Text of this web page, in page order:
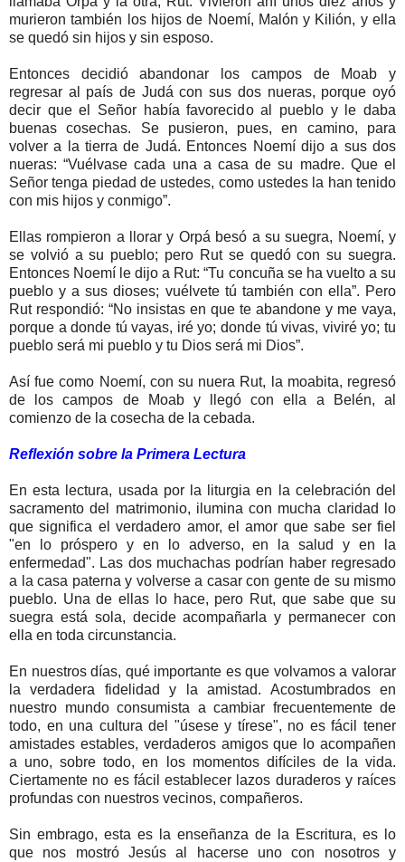
murieron también los hijos de Noemí, Malón y Kilión, y ella
se quedó sin hijos y sin esposo.
Entonces decidió abandonar los campos de Moab y
regresar al país de Judá con sus dos nueras, porque oyó
decir que el Señor había favorecido al pueblo y le daba
buenas cosechas. Se pusieron, pues, en camino, para
volver a la tierra de Judá. Entonces Noemí dijo a sus dos
nueras: “Vuélvase cada una a casa de su madre. Que el
Señor tenga piedad de ustedes, como ustedes la han tenido
con mis hijos y conmigo”.
Ellas rompieron a llorar y Orpá besó a su suegra, Noemí, y
se volvió a su pueblo; pero Rut se quedó con su suegra.
Entonces Noemí le dijo a Rut: “Tu concuña se ha vuelto a su
pueblo y a sus dioses; vuélvete tú también con ella”. Pero
Rut respondió: “No insistas en que te abandone y me vaya,
porque a donde tú vayas, iré yo; donde tú vivas, viviré yo; tu
pueblo será mi pueblo y tu Dios será mi Dios”.
Así fue como Noemí, con su nuera Rut, la moabita, regresó
de los campos de Moab y llegó con ella a Belén, al
comienzo de la cosecha de la cebada.
Reflexión sobre la Primera Lectura
En esta lectura, usada por la liturgia en la celebración del
sacramento del matrimonio, ilumina con mucha claridad lo
que significa el verdadero amor, el amor que sabe ser fiel
"en lo próspero y en lo adverso, en la salud y en la
enfermedad". Las dos muchachas podrían haber regresado
a la casa paterna y volverse a casar con gente de su mismo
pueblo. Una de ellas lo hace, pero Rut, que sabe que su
suegra está sola, decide acompañarla y permanecer con
ella en toda circunstancia.
En nuestros días, qué importante es que volvamos a valorar
la verdadera fidelidad y la amistad. Acostumbrados en
nuestro mundo consumista a cambiar frecuentemente de
todo, en una cultura del "úsese y tírese", no es fácil tener
amistades estables, verdaderos amigos que lo acompañen
a uno, sobre todo, en los momentos difíciles de la vida.
Ciertamente no es fácil establecer lazos duraderos y raíces
profundas con nuestros vecinos, compañeros.
Sin embrago, esta es la enseñanza de la Escritura, es lo
que nos mostró Jesús al hacerse uno con nosotros y